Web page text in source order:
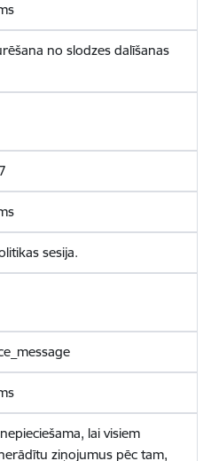
no slodzes dalīšanas
sesija.
lai visiem
ziņojumus pēc tam,